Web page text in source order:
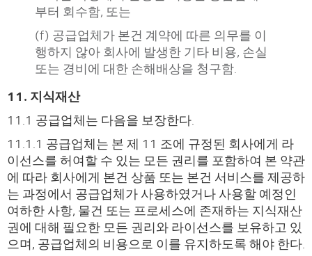
부터 회수함, 또는
(f) 공급업체가 본건 계약에 따른 의무를 이
행하지 않아 회사에 발생한 기타 비용, 손실
또는 경비에 대한 손해배상을 청구함.
11. 지식재산
11.1 공급업체는 다음을 보장한다.
11.1.1 공급업체는 본 제 11 조에 규정된 회사에게 라
이선스를 허여할 수 있는 모든 권리를 포함하여 본 약관
에 따라 회사에게 본건 상품 또는 본건 서비스를 제공하
는 과정에서 공급업체가 사용하였거나 사용할 예정인
여하한 사항, 물건 또는 프로세스에 존재하는 지식재산
권에 대해 필요한 모든 권리와 라이선스를 보유하고 있
으며, 공급업체의 비용으로 이를 유지하도록 해야 한다.